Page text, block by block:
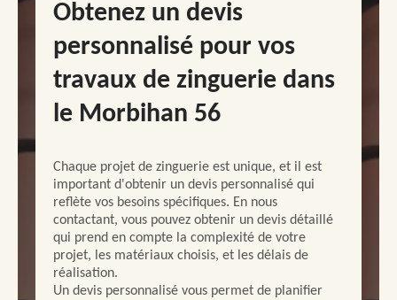
Obtenez un devis
personnalisé pour vos
travaux de zinguerie dans
le Morbihan 56
Chaque projet de zinguerie est unique, et il est
important d'obtenir un devis personnalisé qui
reflète vos besoins spécifiques. En nous
contactant, vous pouvez obtenir un devis détaillé
qui prend en compte la complexité de votre
projet, les matériaux choisis, et les délais de
réalisation.
Un devis personnalisé vous permet de planifier